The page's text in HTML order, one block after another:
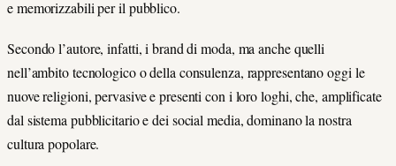
e memorizzabili per il pubblico.
Secondo l’autore, infatti, i brand di moda, ma anche quelli
nell’ambito tecnologico o della consulenza, rappresentano oggi le
nuove religioni, pervasive e presenti con i loro loghi, che, amplificate
dal sistema pubblicitario e dei social media, dominano la nostra
cultura popolare.